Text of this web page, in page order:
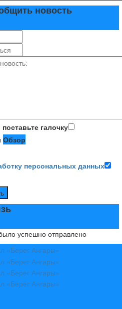
новость
галочку
Обзор
персональных данных
успешно отправлено